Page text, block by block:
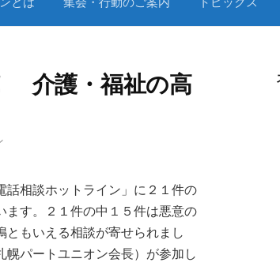
介護・福祉の高
話相談ホットライン」に２１件の
ます。２１件の中１５件は悪意の
もいえる相談が寄せられまし
パートユニオン会長）が参加し